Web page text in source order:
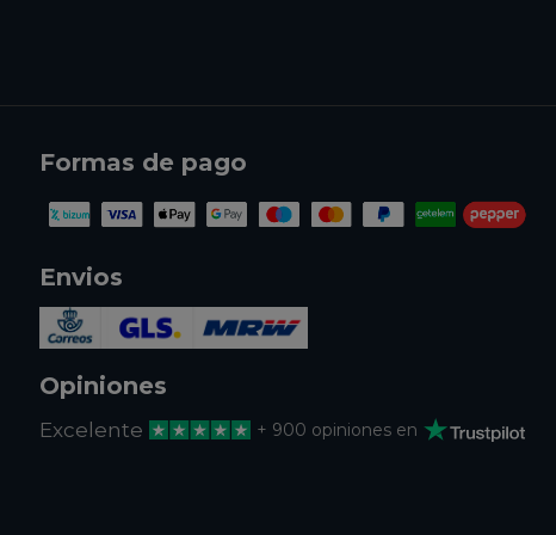
Formas de pago
Envios
Opiniones
Excelente + 900 opiniones en